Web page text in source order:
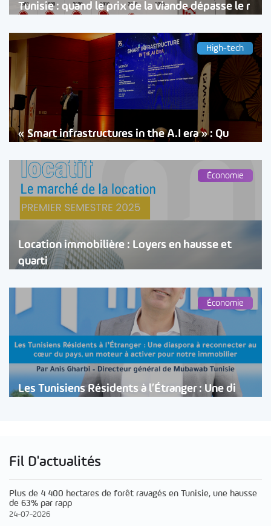
Tunisie : quand le prix de la viande dépasse le r
High-tech
« Smart infrastructures in the A.I era » : Qu
Économie
Location immobilière : Loyers en hausse et
quarti
Économie
Les Tunisiens Résidents à l’Étranger : Une di
Fil D'actualités
Plus de 4 400 hectares de forêt ravagés en Tunisie, une hausse
de 63% par rapp
24-07-2026